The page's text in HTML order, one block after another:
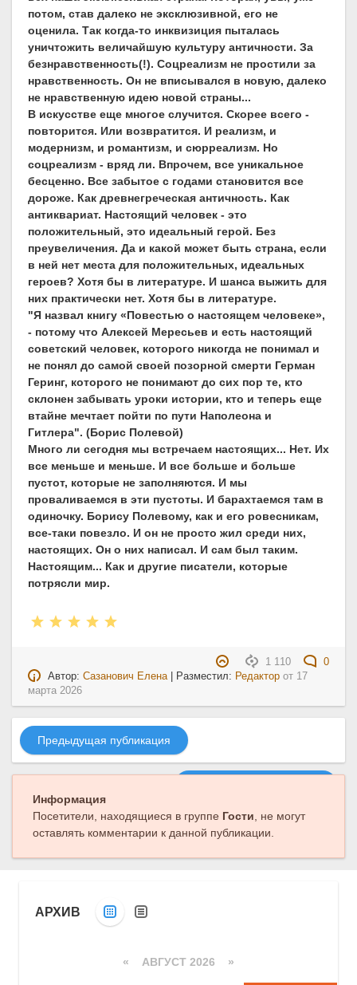
потом, став далеко не эксклюзивной, его не
оценила. Так когда-то инквизиция пыталась
уничтожить величайшую культуру античности. За
безнравственность(!). Соцреализм не простили за
нравственность. Он не вписывался в новую, далеко
не нравственную идею новой страны...
В искусстве еще многое случится. Скорее всего -
повторится. Или возвратится. И реализм, и
модернизм, и романтизм, и сюрреализм. Но
соцреализм - вряд ли. Впрочем, все уникальное
бесценно. Все забытое с годами становится все
дороже. Как древнегреческая античность. Как
антиквариат. Настоящий человек - это
положительный, это идеальный герой. Без
преувеличения. Да и какой может быть страна, если
в ней нет места для положительных, идеальных
героев? Хотя бы в литературе. И шанса выжить для
них практически нет. Хотя бы в литературе.
"Я назвал книгу «Повестью о настоящем человеке»,
- потому что Алексей Мересьев и есть настоящий
советский человек, которого никогда не понимал и
не понял до самой своей позорной смерти Герман
Геринг, которого не понимают до сих пор те, кто
склонен забывать уроки истории, кто и теперь еще
втайне мечтает пойти по пути Наполеона и
Гитлера". (Борис Полевой)
Много ли сегодня мы встречаем настоящих... Нет. Их
все меньше и меньше. И все больше и больше
пустот, которые не заполняются. И мы
проваливаемся в эти пустоты. И барахтаемся там в
одиночку. Борису Полевому, как и его ровесникам,
все-таки повезло. И он не просто жил среди них,
настоящих. Он о них написал. И сам был таким.
Настоящим... Как и другие писатели, которые
потрясли мир.
1 110
0
Автор:Сазанович Елена | Разместил: Редактор от 17
марта 2026
Предыдущая публикация
Информация
Посетители, находящиеся в группе Гости , не могут
оставлять комментарии к данной публикации.
АРХИВ
« АВГУСТ 2026 »